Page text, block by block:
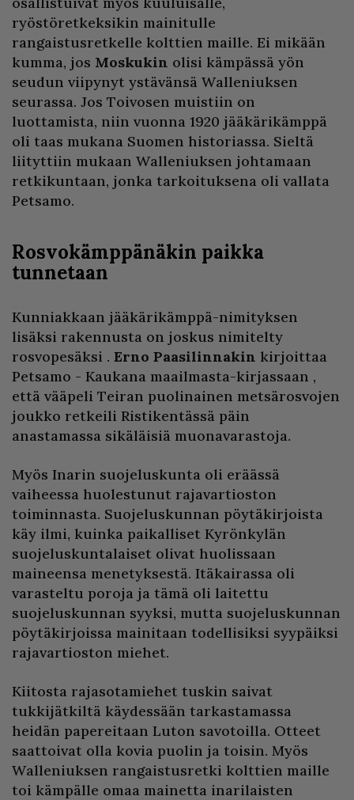
ryöstöretkeksikin mainitulle
rangaistusretkelle kolttien maille. Ei mikään
kumma, jos Moskukin olisi kämpässä yön
seudun viipynyt ystävänsä Walleniuksen
seurassa. Jos Toivosen muistiin on
luottamista, niin vuonna 1920 jääkärikämppä
oli taas mukana Suomen historiassa. Sieltä
liityttiin mukaan Walleniuksen johtamaan
retkikuntaan, jonka tarkoituksena oli vallata
Petsamo.
Rosvokämppänäkin paikka
tunnetaan
Kunniakkaan jääkärikämppä-nimityksen
lisäksi rakennusta on joskus nimitelty
rosvopesäksi . Erno Paasilinnakin kirjoittaa
Petsamo - Kaukana maailmasta-kirjassaan ,
että vääpeli Teiran puolinainen metsärosvojen
joukko retkeili Ristikentässä päin
anastamassa sikäläisiä muonavarastoja.
Myös Inarin suojeluskunta oli eräässä
vaiheessa huolestunut rajavartioston
toiminnasta. Suojeluskunnan pöytäkirjoista
käy ilmi, kuinka paikalliset Kyrönkylän
suojeluskuntalaiset olivat huolissaan
maineensa menetyksestä. Itäkairassa oli
varasteltu poroja ja tämä oli laitettu
suojeluskunnan syyksi, mutta suojeluskunnan
pöytäkirjoissa mainitaan todellisiksi syypäiksi
rajavartioston miehet.
Kiitosta rajasotamiehet tuskin saivat
tukkijätkiltä käydessään tarkastamassa
heidän papereitaan Luton savotoilla. Otteet
saattoivat olla kovia puolin ja toisin. Myös
Walleniuksen rangaistusretki kolttien maille
toi kämpälle omaa mainetta inarilaisten